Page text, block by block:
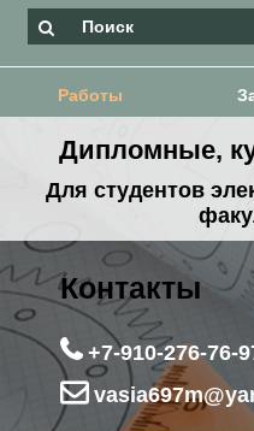
Работы
Дипломные,
Для студентов
Контакты
+7-910-276-76-